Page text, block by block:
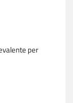
per